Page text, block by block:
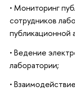
• Мониторинг
сотрудников
публикационной
• Ведение
лаборатории;
•